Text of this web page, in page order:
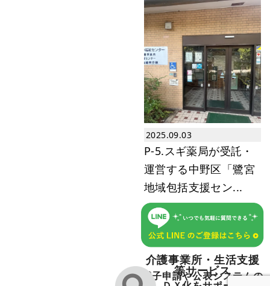
2025.09.03
P-5.スギ薬局が受託・
運営する中野区「鷺宮
地域包括支援セン...
介護事業所・生活支援
等サービス
電子申請や公表システムの